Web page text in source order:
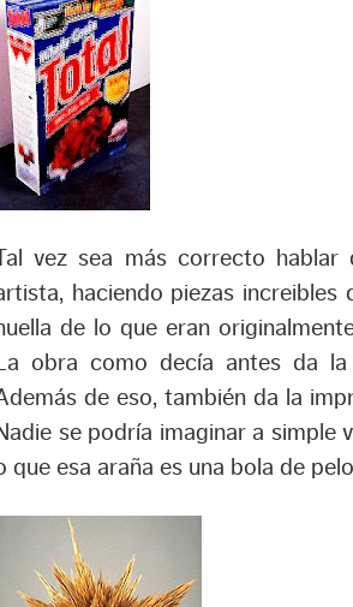
vez sea más correcto hablar
haciendo piezas
de lo que eran
obra como decía antes da
de eso, también da la
se podría imaginar a simple
que esa araña es una bola de